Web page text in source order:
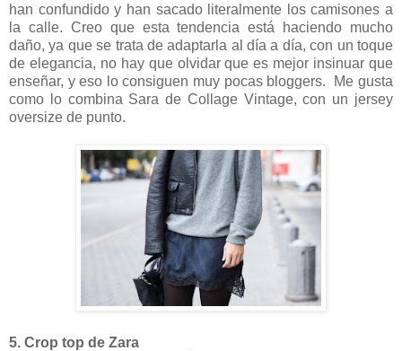
han confundido y han sacado literalmente los camisones a
la calle. Creo que esta tendencia está haciendo mucho
daño, ya que se trata de adaptarla al día a día, con un toque
de elegancia, no hay que olvidar que es mejor insinuar que
enseñar, y eso lo consiguen muy pocas bloggers. Me gusta
como lo combina Sara de Collage Vintage, con un jersey
oversize de punto.
5. Crop top de Zara